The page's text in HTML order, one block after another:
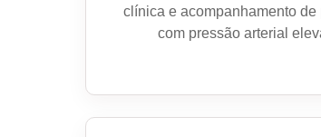
clínica e acompanhamento de
com pressão arterial